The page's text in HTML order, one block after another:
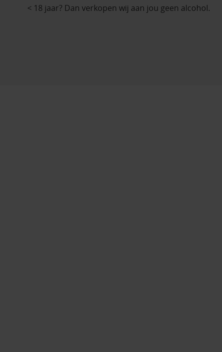
< 18 jaar? Dan verkopen wij aan jou geen alcohol.